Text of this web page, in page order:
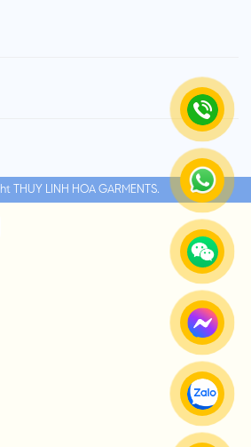
THUY LINH HOA GARMENTS.